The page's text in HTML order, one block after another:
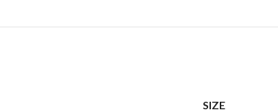
SIZE